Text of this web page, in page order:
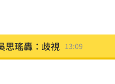
5000元現金 13:08